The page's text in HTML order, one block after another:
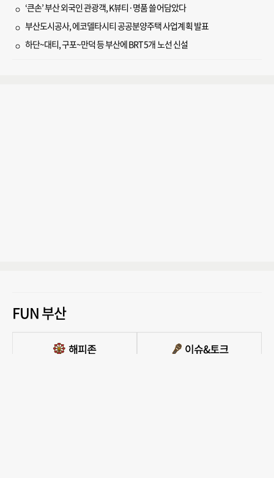
‘큰손’ 부산 외국인 관광객, K뷰티·명품 쓸어담았다
부산도시공사, 에코델타시티 공공분양주택 사업계획 발표
하단~대티, 구포~만덕 등 부산에 BRT 5개 노선 신설
FUN 부산